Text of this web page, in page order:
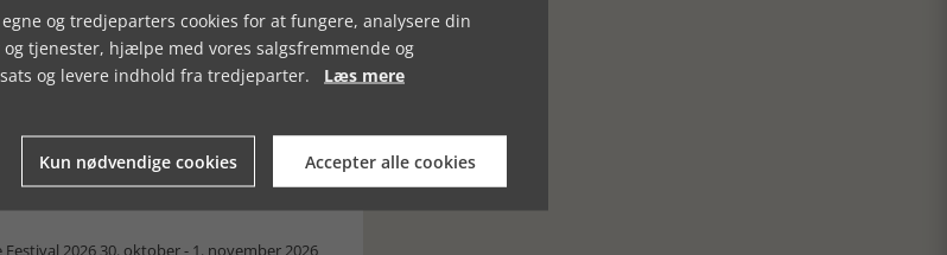
Silkeborg Hovedgården
2026 30. oktober - 1. november 2026
og tredjeparters cookies for at fungere, analysere din
tjenester, hjælpe med vores salgsfremmende og
og levere indhold fra tredjeparter. Læs mere
Kun nødvendige cookies Accepter alle cookies